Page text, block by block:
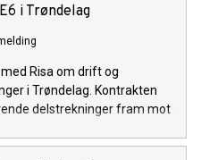
i Trøndelag
Risa om drift og
i Trøndelag. Kontrakten
delstrekninger fram mot